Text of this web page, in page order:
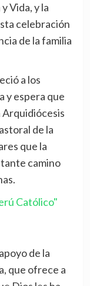
Vida, y la
celebración
de la familia
a los
y espera que
Arquidiócesis
de la
que la
camino
Católico"
de la
que ofrece a